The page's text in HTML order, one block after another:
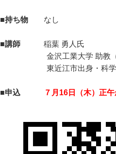
■持ち物 なし
■講師 稲葉 勇人氏
金沢工業大学 助教（基礎
東近江市出身・科学探
■申込 ７月16日（木）正午